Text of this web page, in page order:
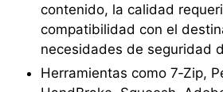
contenido, la calidad
compatibilidad con el
necesidades de seguridad
Herramientas como 7‑Zip,